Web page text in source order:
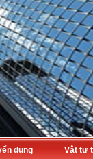
dụng Vật tư